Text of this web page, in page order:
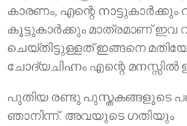
കാരണം, എന്റെ നാട്ടുകാര്‍ക്കും
കൂട്ടുകാര്‍ക്കും മാത്രമാണ് ഇവ
ചെയ്തിട്ടുള്ളത് ഇങ്ങനെ
ചോദ്യചിഹ്നം എന്റെ
പുതിയ രണ്ടു പുസ്തകങ്ങളുടെ
ഞാനിന്ന്. അവയുടെ ഗതിയും